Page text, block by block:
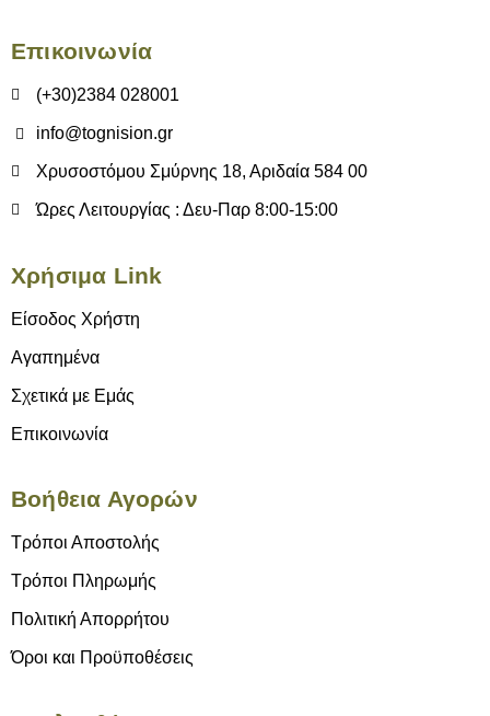
Επικοινωνία
(+30)2384 028001
info@tognision.gr
Χρυσοστόμου Σμύρνης 18, Αριδαία 584 00
Ώρες Λειτουργίας : Δευ-Παρ 8:00-15:00
Χρήσιμα Link
Είσοδος Χρήστη
Αγαπημένα
Σχετικά με Εμάς
Επικοινωνία
Βοήθεια Αγορών
Τρόποι Αποστολής
Τρόποι Πληρωμής
Πολιτική Απορρήτου
Όροι και Προϋποθέσεις